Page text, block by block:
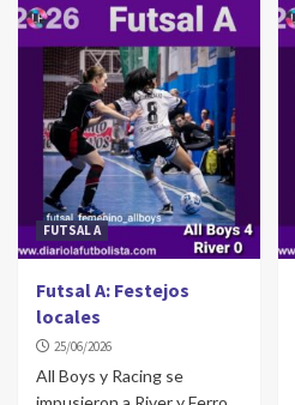
FUTSAL A
Futsal A: Festejos
locales
25/06/2026
All Boys y Racing se